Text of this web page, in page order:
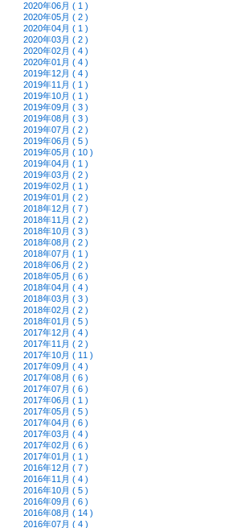
2020年06月 ( 1 )
2020年05月 ( 2 )
2020年04月 ( 1 )
2020年03月 ( 2 )
2020年02月 ( 4 )
2020年01月 ( 4 )
2019年12月 ( 4 )
2019年11月 ( 1 )
2019年10月 ( 1 )
2019年09月 ( 3 )
2019年08月 ( 3 )
2019年07月 ( 2 )
2019年06月 ( 5 )
2019年05月 ( 10 )
2019年04月 ( 1 )
2019年03月 ( 2 )
2019年02月 ( 1 )
2019年01月 ( 2 )
2018年12月 ( 7 )
2018年11月 ( 2 )
2018年10月 ( 3 )
2018年08月 ( 2 )
2018年07月 ( 1 )
2018年06月 ( 2 )
2018年05月 ( 6 )
2018年04月 ( 4 )
2018年03月 ( 3 )
2018年02月 ( 2 )
2018年01月 ( 5 )
2017年12月 ( 4 )
2017年11月 ( 2 )
2017年10月 ( 11 )
2017年09月 ( 4 )
2017年08月 ( 6 )
2017年07月 ( 6 )
2017年06月 ( 1 )
2017年05月 ( 5 )
2017年04月 ( 6 )
2017年03月 ( 4 )
2017年02月 ( 6 )
2017年01月 ( 1 )
2016年12月 ( 7 )
2016年11月 ( 4 )
2016年10月 ( 5 )
2016年09月 ( 6 )
2016年08月 ( 14 )
2016年07月 ( 4 )